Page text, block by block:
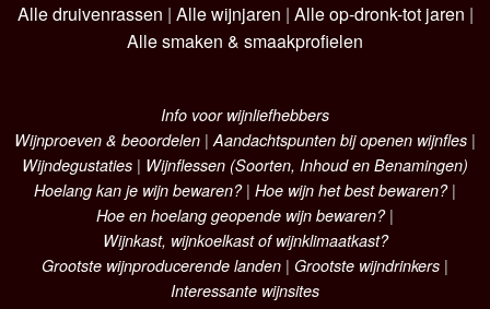
Alle druivenrassen | Alle wijnjaren | Alle op-dronk-tot jaren |
Alle smaken & smaakprofielen
Info voor wijnliefhebbers
Wijnproeven & beoordelen | Aandachtspunten bij openen wijnfles |
Wijndegustaties | Wijnflessen (Soorten, Inhoud en Benamingen)
Hoelang kan je wijn bewaren?| Hoe wijn het best bewaren?|
Hoe en hoelang geopende wijn bewaren?|
Wijnkast, wijnkoelkast of wijnklimaatkast?
Grootste wijnproducerende landen | Grootste wijndrinkers |
Interessante wijnsites